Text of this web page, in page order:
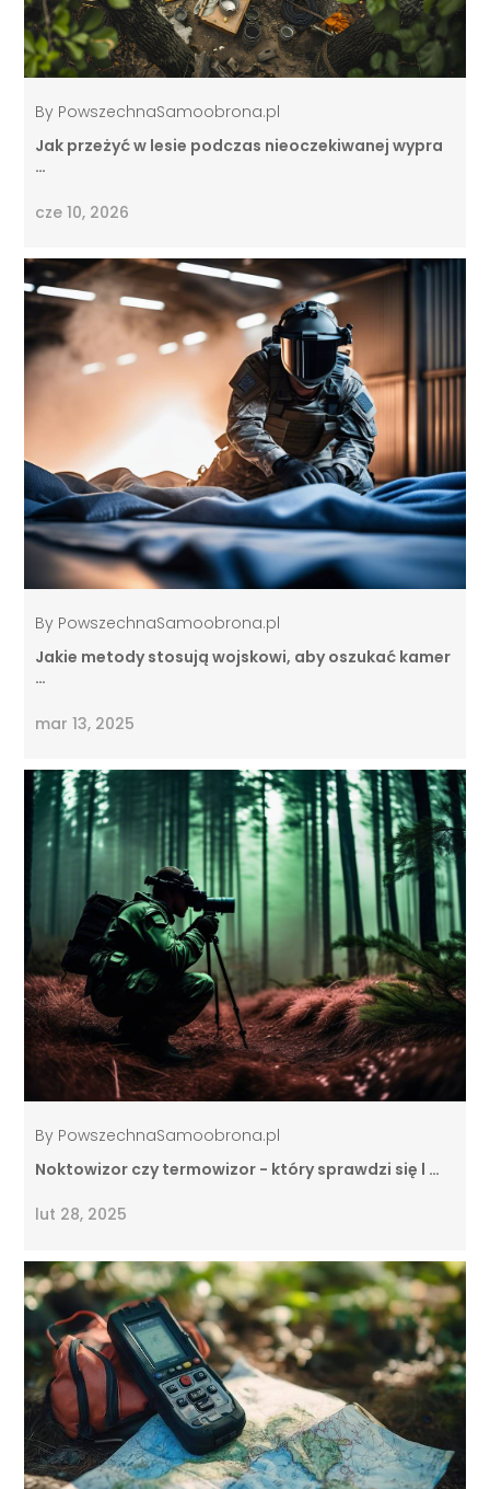
By PowszechnaSamoobrona.pl
Jak przeżyć w lesie podczas nieoczekiwanej wypra
…
cze 10, 2026
By PowszechnaSamoobrona.pl
Jakie metody stosują wojskowi, aby oszukać kamer
…
mar 13, 2025
By PowszechnaSamoobrona.pl
Noktowizor czy termowizor - który sprawdzi się l …
lut 28, 2025